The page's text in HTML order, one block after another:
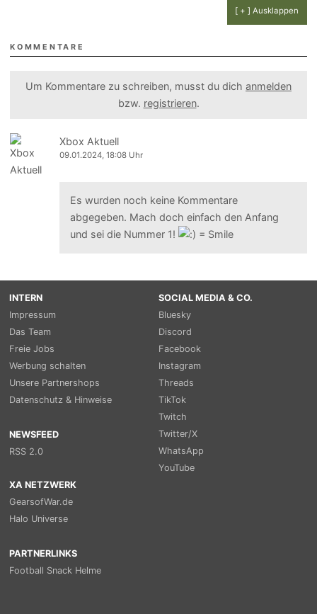
[ + ] Ausklappen
KOMMENTARE
Um Kommentare zu schreiben, musst du dich anmelden
bzw. registrieren.
Xbox Aktuell
09.01.2024, 18:08 Uhr
Es wurden noch keine Kommentare
abgegeben. Mach doch einfach den Anfang
und sei die Nummer 1!
INTERN
Impressum
Das Team
Freie Jobs
Werbung schalten
Unsere Partnershops
Datenschutz & Hinweise
NEWSFEED
RSS 2.0
SOCIAL MEDIA & CO.
Bluesky
Discord
Facebook
Instagram
Threads
TikTok
Twitch
Twitter/X
WhatsApp
YouTube
XA NETZWERK
GearsofWar.de
Halo Universe
PARTNERLINKS
Football Snack Helme